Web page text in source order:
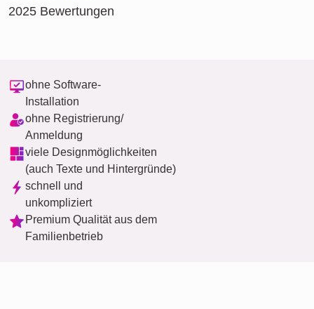
2025 Bewertungen
ohne Software-
Installation
ohne Registrierung/
Anmeldung
viele Designmöglichkeiten
(auch Texte und Hintergründe)
schnell und
unkompliziert
Premium Qualität aus dem
Familienbetrieb